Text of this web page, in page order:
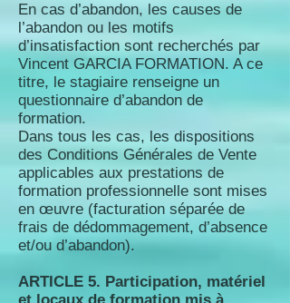
En cas d’abandon, les causes de
l’abandon ou les motifs
d’insatisfaction sont recherchés par
Vincent GARCIA FORMATION. A ce
titre, le stagiaire renseigne un
questionnaire d’abandon de
formation.
Dans tous les cas, les dispositions
des Conditions Générales de Vente
applicables aux prestations de
formation professionnelle sont mises
en œuvre (facturation séparée de
frais de dédommagement, d’absence
et/ou d’abandon).
ARTICLE 5. Participation, matériel